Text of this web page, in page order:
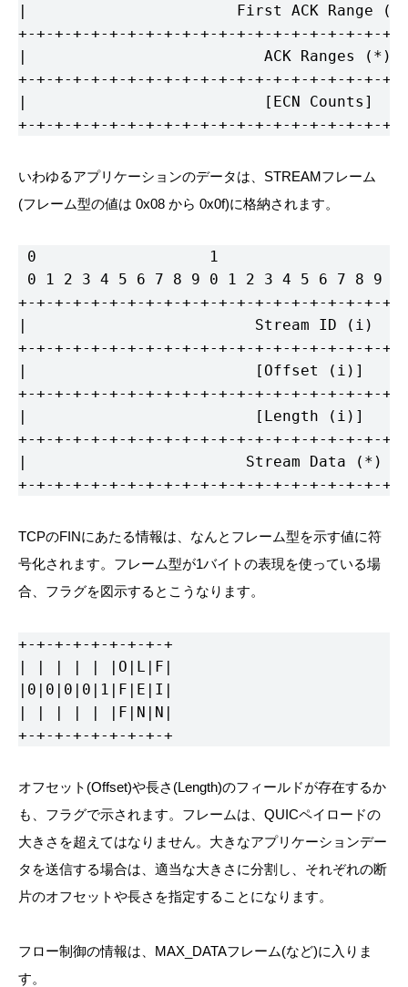
|                       First ACK
+-+-+-+-+-+-+-+-+-+-+-+-+-+-+-+-+-+-+-+-+-
|                          ACK Ranges
+-+-+-+-+-+-+-+-+-+-+-+-+-+-+-+-+-+-+-+-+-
|                          [ECN
+-+-+-+-+-+-+-+-+-+-+-+-+-+-+-+-+-+-+-+-+-
いわゆるアプリケーションのデータは、STREAMフレーム
(フレーム型の値は 0x08 から 0x0f)に格納されます。
0                   1
0 1 2 3 4 5 6 7 8 9 0 1 2 3 4 5 6 7 8 9
+-+-+-+-+-+-+-+-+-+-+-+-+-+-+-+-+-+-+-+-+-
|                         Stream ID (i)
+-+-+-+-+-+-+-+-+-+-+-+-+-+-+-+-+-+-+-+-+-
|                         [Offset (i)]
+-+-+-+-+-+-+-+-+-+-+-+-+-+-+-+-+-+-+-+-+-
|                         [Length (i)]
+-+-+-+-+-+-+-+-+-+-+-+-+-+-+-+-+-+-+-+-+-
|                        Stream Data
+-+-+-+-+-+-+-+-+-+-+-+-+-+-+-+-+-+-+-+-+-
TCPのFINにあたる情報は、なんとフレーム型を示す値に符
号化されます。フレーム型が1バイトの表現を使っている場
合、フラグを図示するとこうなります。
+-+-+-+-+-+-+-+-+
| | | | | |O|L|F|
|0|0|0|0|1|F|E|I|
| | | | | |F|N|N|
+-+-+-+-+-+-+-+-+
オフセット(Offset)や長さ(Length)のフィールドが存在するか
も、フラグで示されます。フレームは、QUICペイロードの
大きさを超えてはなりません。大きなアプリケーションデー
タを送信する場合は、適当な大きさに分割し、それぞれの断
片のオフセットや長さを指定することになります。
フロー制御の情報は、MAX_DATAフレーム(など)に入りま
す。